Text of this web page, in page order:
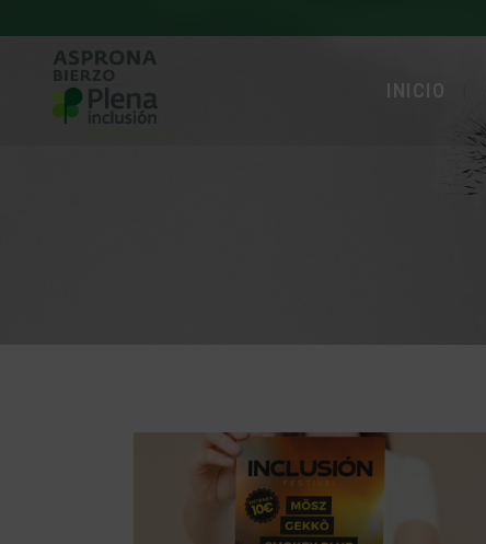
INICIO